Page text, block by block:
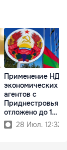
Применение НДС
экономических
агентов с
Приднестровья
отложено до 1
сентября
28 Июл. 12:32